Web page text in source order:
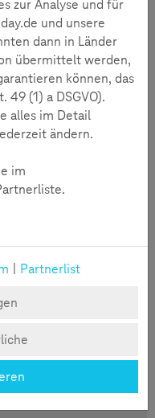
von Kindern
zur Analyse und für
und unsere
dann in Länder
übermittelt werden,
können, das
(1) a DSGVO).
alles im Detail
ändern.
im
Partnerlist